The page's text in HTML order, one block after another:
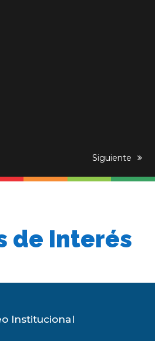
next
Siguiente
de Interés
Institucional